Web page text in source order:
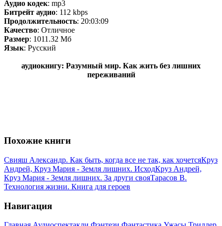
Аудио кодек: mp3
Битрейт аудио: 112 kbps
Продолжительность: 20:03:09
Качество: Отличное
Размер: 1011.32 Мб
Язык: Русский
аудиокнигу: Разумный мир. Как жить без лишних
переживаний
Похожие книги
Свияш Александр. Как быть, когда все не так, как хочетсяКруз
Андрей, Круз Мария - Земля лишних. ИсходКруз Андрей,
Круз Мария - Земля лишних. За други свояТарасов В.
Технология жизни. Книга для героев
Навигация